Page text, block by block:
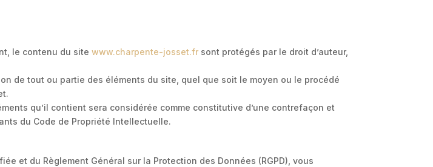
le contenu du sitewww.charpente-josset.fr sont protégés par le droit d’auteur,
de tout ou partie des éléments du site, quel que soit le moyen ou le procédé
qu’il contient sera considérée comme constitutive d’une contrefaçon et
du Code de Propriété Intellectuelle.
et du Règlement Général sur la Protection des Données (RGPD), vous